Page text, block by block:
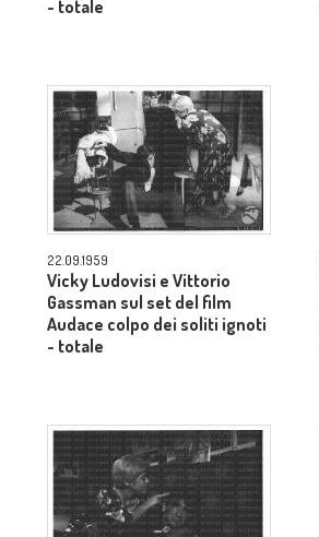
- totale
22.09.1959
Vicky Ludovisi e Vittorio
Gassman sul set del film
Audace colpo dei soliti ignoti
- totale